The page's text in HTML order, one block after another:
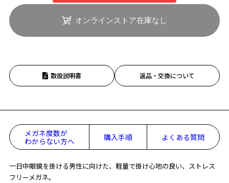
オンラインストア在庫なし
取扱説明書 返品・交換について
メガネ度数が
わからない方へ
購入手順 よくある質問
一日中眼鏡を掛ける男性に向けた、軽量で掛け心地の良い、ストレス
フリーメガネ。